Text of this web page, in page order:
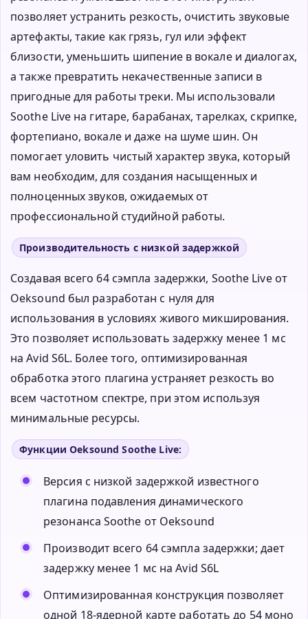
позволяет устранить резкость, очистить звуковые
артефакты, такие как грязь, гул или эффект
близости, уменьшить шипение в вокале и диалогах,
а также превратить некачественные записи в
пригодные для работы треки. Мы использовали
Soothe Live на гитаре, барабанах, тарелках, скрипке,
фортепиано, вокале и даже на шуме шин. Он
помогает уловить чистый характер звука, который
вам необходим, для создания насыщенных и
полноценных звуков, ожидаемых от
профессиональной студийной работы.
Производительность с низкой задержкой
Создавая всего 64 сэмпла задержки, Soothe Live от
Oeksound был разработан с нуля для
использования в условиях живого микширования.
Это позволяет использовать задержку менее 1 мс
на Avid S6L. Более того, оптимизированная
обработка этого плагина устраняет резкость во
всем частотном спектре, при этом используя
минимальные ресурсы.
Функции Oeksound Soothe Live:
Версия с низкой задержкой известного
плагина подавления динамического
резонанса Soothe от Oeksound
Производит всего 64 сэмпла задержки; дает
задержку менее 1 мс на Avid S6L
Оптимизированная конструкция позволяет
одной 18-ядерной карте работать до 54 моно